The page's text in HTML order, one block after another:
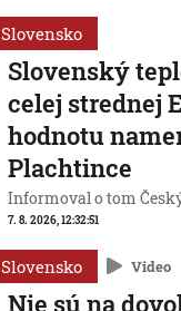
Slovensko
Slovenský
celej strednej
hodnotu
Plachtince
Informoval o tom
7. 8. 2026, 12:32:51
Slovensko Video
Nie sú na